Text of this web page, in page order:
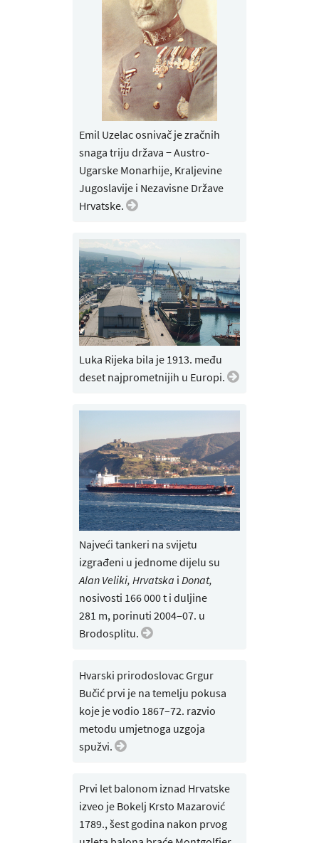
Emil Uzelac osnivač je zračnih
snaga triju država − Austro-
Ugarske Monarhije, Kraljevine
Jugoslavije i Nezavisne Države
Hrvatske.
Luka Rijeka bila je 1913. među
deset najprometnijih u Europi.
Najveći tankeri na svijetu
izgrađeni u jednome dijelu su
Alan Veliki, Hrvatska i Donat,
nosivosti 166 000 t i duljine
281 m, porinuti 2004‒07. u
Brodosplitu.
Hvarski prirodoslovac Grgur
Bučić prvi je na temelju pokusa
koje je vodio 1867–72. razvio
metodu umjetnoga uzgoja
spužvi.
Prvi let balonom iznad Hrvatske
izveo je Bokelj Krsto Mazarović
1789., šest godina nakon prvog